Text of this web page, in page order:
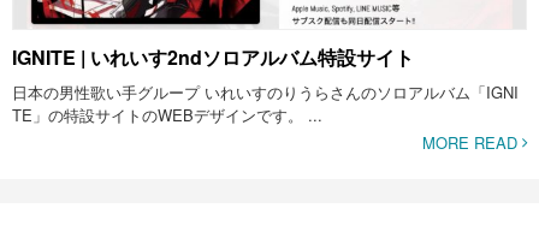
IGNITE | いれいす2ndソロアルバム特設サイト
日本の男性歌い手グループ いれいすのりうらさんのソロアルバム「IGNI
TE」の特設サイトのWEBデザインです。 ...
MORE READ